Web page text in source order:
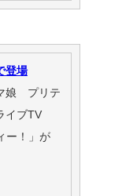
登場
娘 プリテ
イブTV
ー！」が